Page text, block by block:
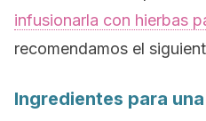
infusionarla con hierbas
recomendamos el
Ingredientes para